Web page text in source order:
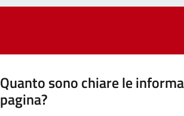
Quanto sono chiare le
pagina?